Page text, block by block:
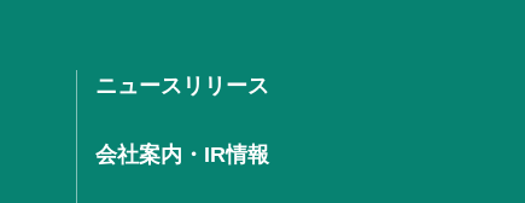
ニュースリリース
会社案内・IR情報